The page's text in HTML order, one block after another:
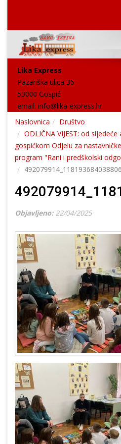
Lika Express
Pazariška ulica 36
53000 Gospić
email: info@lika-express.hr
Naslovnica
Društvo
ODLIČNA VIJEST: od
gospićkom Odjelu za
program "Rani i predškolski
Objavljeno: 22/04/2025